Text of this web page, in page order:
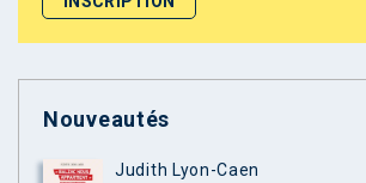
Nouveautés
Judith Lyon-Caen